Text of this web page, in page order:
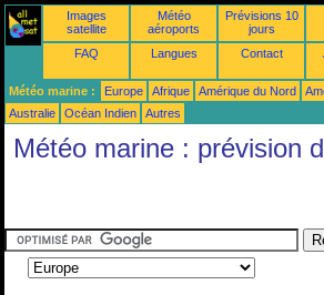
Images
satellite
Météo
aéroports
Prévisions 10
jours
FAQ Langues Contact
Météo marine : Europe Afrique Amérique du Nord
Australie
Océan Indien Autres
Météo marine : prévision